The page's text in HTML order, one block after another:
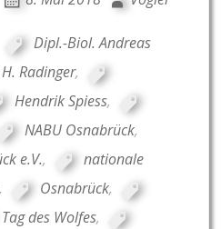
Dipl.-Biol. Andreas
Radinger,
Hendrik Spiess,
NABU Osnabrück,
e.V.,
nationale
Osnabrück,
Tag des Wolfes,